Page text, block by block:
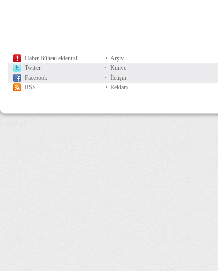
Haber Bülteni eklentisi
Twitter
Facebook
RSS
Arşiv
Künye
İletişim
Reklam